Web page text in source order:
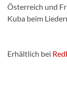
Österreich und
Kuba beim
Erhältlich bei